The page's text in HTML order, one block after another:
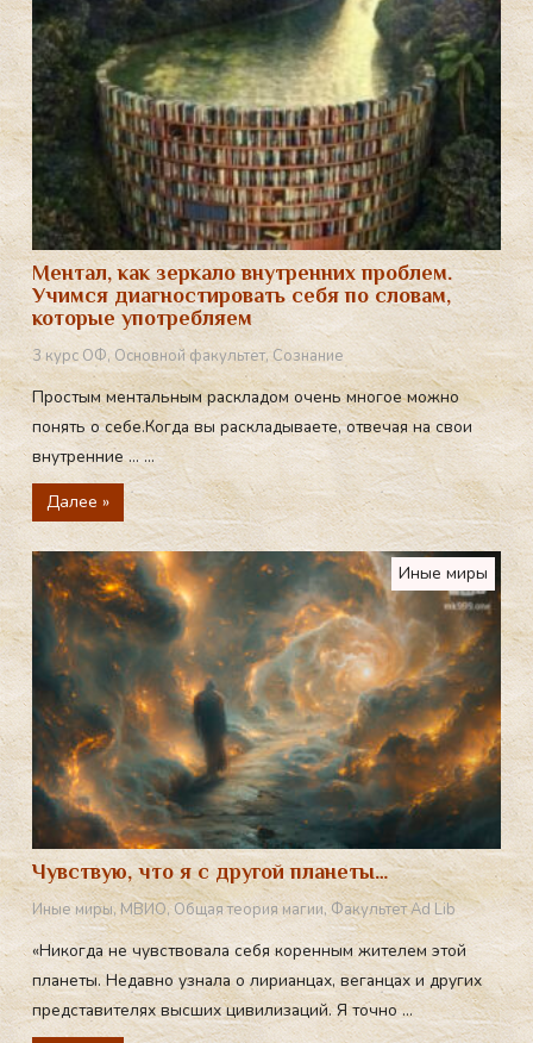
Ментал, как зеркало внутренних проблем.
Учимся диагностировать себя по словам,
которые употребляем
3 курс ОФ,Основной факультет,Сознание
Простым ментальным раскладом очень многое можно
понять о себе.Когда вы раскладываете, отвечая на свои
внутренние … ...
Далее »
Иные миры
Чувствую, что я с другой планеты…
Иные миры,МВИО,Общая теория магии,Факультет Ad Lib
«Никогда не чувствовала себя коренным жителем этой
планеты. Недавно узнала о лирианцах, веганцах и других
представителях высших цивилизаций. Я точно ...